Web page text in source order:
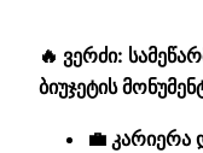
🔥 ვერძი:
ბიუჯეტის
💼 კარიერა